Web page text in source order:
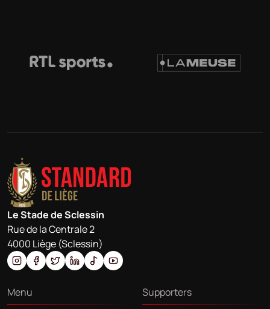
Le Stade de Sclessin
Rue de la Centrale 2
4000 Liège (Sclessin)
Menu
Supporters